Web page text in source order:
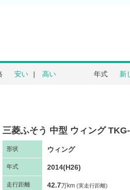
安い 高い 年式 新
三菱ふそう 中型 ウィング
形状 ウィング
年式 2014(H26)
走行距離 42.7万km (実走行距離)